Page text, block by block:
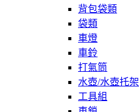
背包袋類
袋類
車燈
車鈴
打氣筒
水壺/水壺托架
工具組